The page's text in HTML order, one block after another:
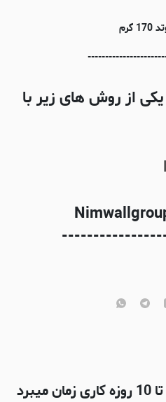
از روش های زیر با
اماده سازی سفارش ها 7 تا 10 روزه کاری زمان میبرد